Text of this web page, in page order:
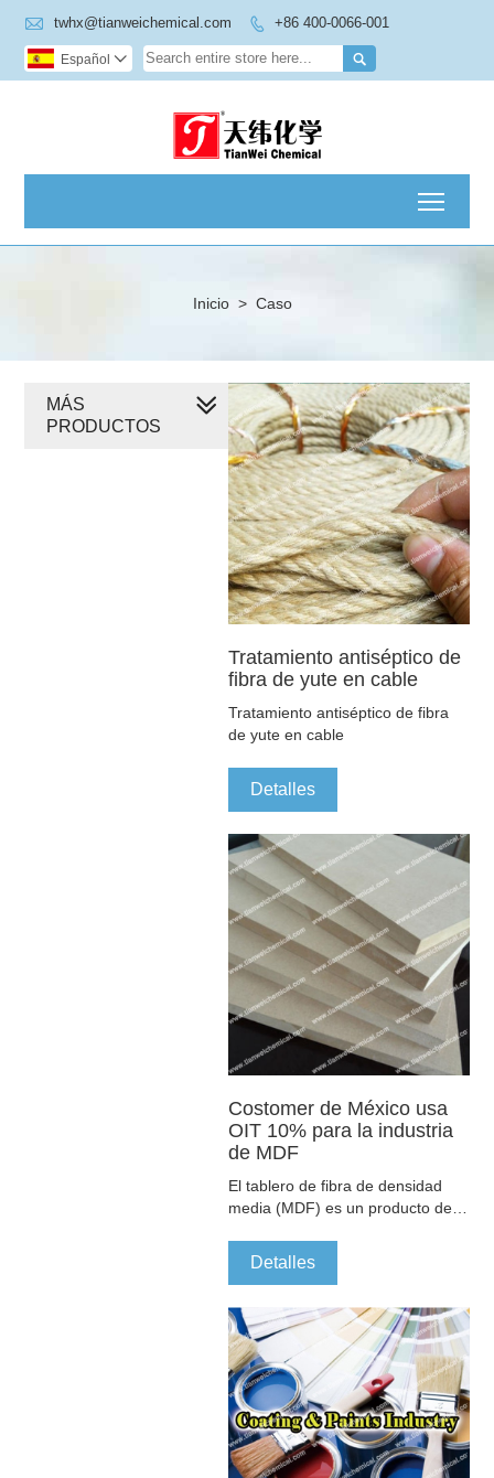
 twhx@tianweichemical.com  +86 400-0066-001

Español 
Inicio > Caso
Tratamiento antiséptico de
fibra de yute en cable
Tratamiento antiséptico de fibra
de yute en cable
Detalles
Costomer de México usa
OIT 10% para la industria
de MDF
El tablero de fibra de densidad
media (MDF) es un producto de
Está especialmente fabricado
para las industrias de muebles y
requisitos de calidad
Detalles
MÁS
PRODUCTOS